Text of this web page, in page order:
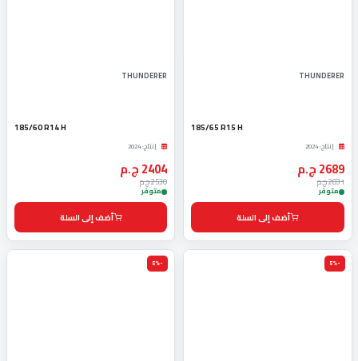
THUNDERER
185/65 R15 H
إنتاج: 2024
2689 ج.م
2831 ج.م
متوفر
أضف إلى السلة
THUNDERER
185/60 R14 H
إنتاج: 2024
2404 ج.م
2530 ج.م
متوفر
أضف إلى السلة
-5%
-5%